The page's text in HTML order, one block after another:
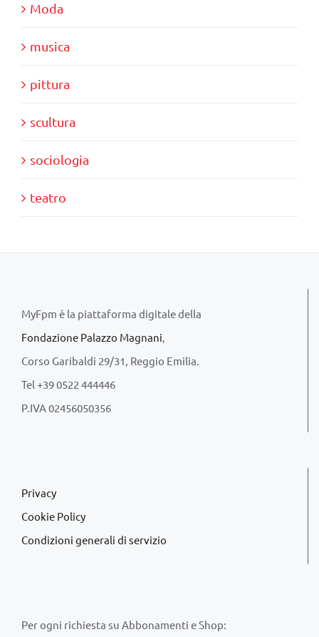
Moda
musica
pittura
scultura
sociologia
teatro
MyFpm è la piattaforma digitale della
Fondazione Palazzo Magnani,
Corso Garibaldi 29/31, Reggio Emilia.
Tel +39 0522 444446
P.IVA 02456050356
Privacy
Cookie Policy
Condizioni generali di servizio
Per ogni richiesta su Abbonamenti e Shop: